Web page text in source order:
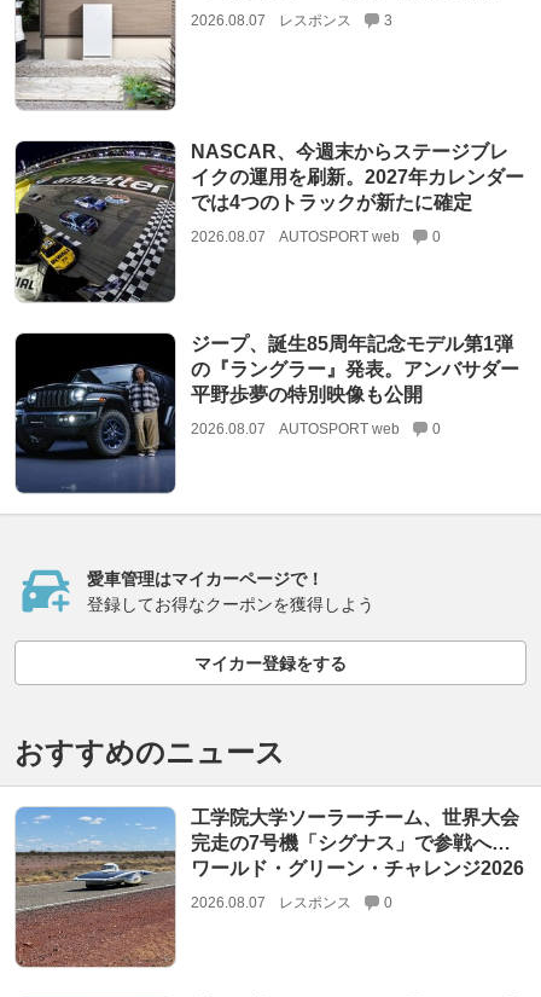
2026.08.07 レスポンス 3
NASCAR、今週末からステージブレ
イクの運用を刷新。2027年カレンダー
では4つのトラックが新たに確定
2026.08.07 AUTOSPORT web 0
ジープ、誕生85周年記念モデル第1弾
の『ラングラー』発表。アンバサダー
平野歩夢の特別映像も公開
2026.08.07 AUTOSPORT web 0
愛車管理はマイカーページで！
登録してお得なクーポンを獲得しよう
マイカー登録をする
おすすめのニュース
工学院大学ソーラーチーム、世界大会
完走の7号機「シグナス」で参戦へ…
ワールド・グリーン・チャレンジ2026
2026.08.07 レスポンス 0